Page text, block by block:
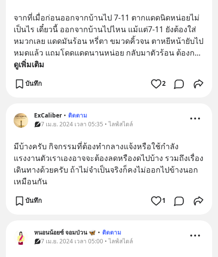
จากที่เมื่อก่อนออกจากบ้านไป 7-11 ตากแดดนิดหน่อยไม่
เป็นไร เดี๋ยวนี้ ออกจากบ้านไปไหน แม้แต่7-11 ยังต้องใส่
หมวกเลย แดดมันร้อน หรี่ตา ขมวดคิ้วจน ตาหยีหน้ายับไป
หมดแล้ว แถมโดดแดดนานหน่อย กลับมาตัวร้อน ต้องก...
ดูเพิ่มเติม
บันทึก 2
ExCaliber • ติดตาม
7 เม.ย. 2024 เวลา 05:35 • ไลฟ์สไตล์
มีบ้างครับ กิจกรรมที่ต้องทำกลางแจ้งหรือใช้กำลัง
แรงงานตัวเราเองอาจจะต้องลดหรืองดไปบ้าง รวมถึงเรื่อง
เดินทางด้วยครับ ถ้าไม่จำเป็นจริงก็คงไม่ออกไปข้างนอก
เหมือนกัน
บันทึก 1
หนอนน้อยซ์ จอมป่วน 🦋 • ติดตาม
7 เม.ย. 2024 เวลา 05:00 • ไลฟ์สไตล์